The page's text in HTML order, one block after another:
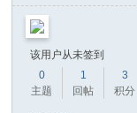
该用户从未签到
0
主题
1
回帖
3
积分